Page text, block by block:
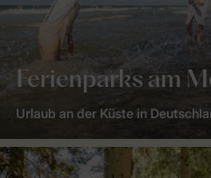
Ferienparks am
Urlaub an der Küste in